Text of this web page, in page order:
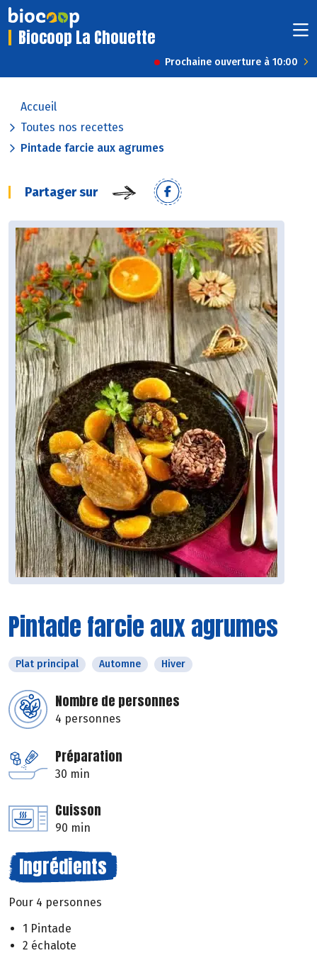
Biocoop La Chouette
Prochaine ouverture à 10:00
Accueil
Toutes nos recettes
Pintade farcie aux agrumes
Partager sur
Pintade farcie aux agrumes
Plat principal Automne Hiver
Nombre de personnes
4 personnes
Préparation
30 min
Cuisson
90 min
Ingrédients
Pour 4 personnes
1 Pintade
2 échalote